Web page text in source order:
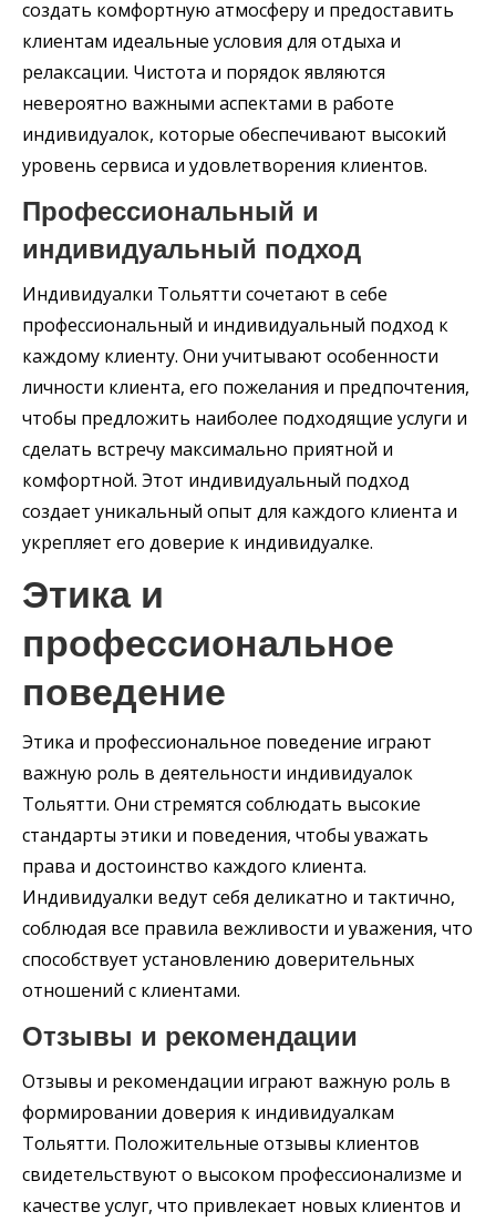
создать комфортную атмосферу и предоставить
клиентам идеальные условия для отдыха и
релаксации. Чистота и порядок являются
невероятно важными аспектами в работе
индивидуалок, которые обеспечивают высокий
уровень сервиса и удовлетворения клиентов.
Профессиональный и
индивидуальный подход
Индивидуалки Тольятти сочетают в себе
профессиональный и индивидуальный подход к
каждому клиенту. Они учитывают особенности
личности клиента, его пожелания и предпочтения,
чтобы предложить наиболее подходящие услуги и
сделать встречу максимально приятной и
комфортной. Этот индивидуальный подход
создает уникальный опыт для каждого клиента и
укрепляет его доверие к индивидуалке.
Этика и
профессиональное
поведение
Этика и профессиональное поведение играют
важную роль в деятельности индивидуалок
Тольятти. Они стремятся соблюдать высокие
стандарты этики и поведения, чтобы уважать
права и достоинство каждого клиента.
Индивидуалки ведут себя деликатно и тактично,
соблюдая все правила вежливости и уважения, что
способствует установлению доверительных
отношений с клиентами.
Отзывы и рекомендации
Отзывы и рекомендации играют важную роль в
формировании доверия к индивидуалкам
Тольятти. Положительные отзывы клиентов
свидетельствуют о высоком профессионализме и
качестве услуг, что привлекает новых клиентов и